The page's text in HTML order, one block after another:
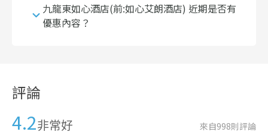
九龍東如心酒店(前:如心艾朗酒店) 近期是否有
優惠內容？
評論
4.2非常好 來自998則評論